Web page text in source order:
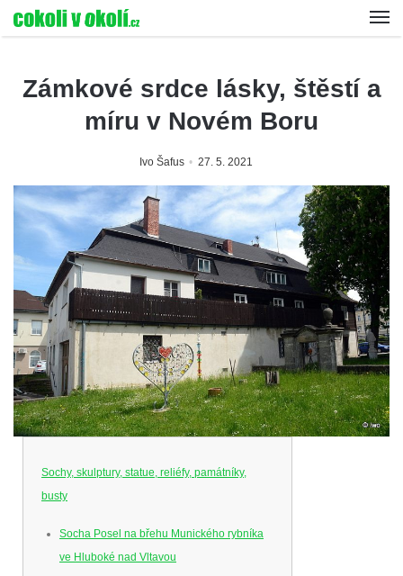
Zámkové srdce lásky, štěstí a
míru v Novém Boru
Ivo Šafus 27. 5. 2021
Sochy, skulptury, statue, reliéfy, památníky,
busty
Socha Posel na břehu Munického rybníka
ve Hluboké nad Vltavou